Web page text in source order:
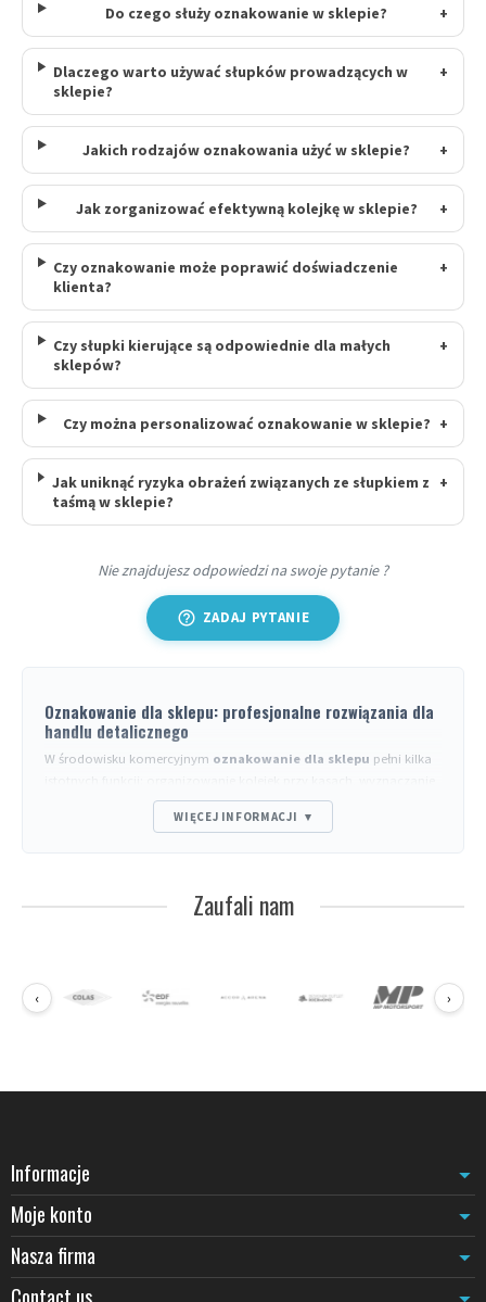
Do czego służy oznakowanie w sklepie? +
Dlaczego warto używać słupków prowadzących w
sklepie?
+
Jakich rodzajów oznakowania użyć w sklepie? +
Jak zorganizować efektywną kolejkę w sklepie? +
Czy oznakowanie może poprawić doświadczenie
klienta?
+
Czy słupki kierujące są odpowiednie dla małych
sklepów?
+
Czy można personalizować oznakowanie w sklepie? +
Jak uniknąć ryzyka obrażeń związanych ze słupkiem z
taśmą w sklepie?
+
Nie znajdujesz odpowiedzi na swoje pytanie ?
help_outline ZADAJ PYTANIE
Oznakowanie dla sklepu: profesjonalne rozwiązania dla
handlu detalicznego
W środowisku komercyjnym oznakowanie dla sklepu pełni kilka
stref w trakcie reorganizacji, zabezpieczanie obszarów
magazynowych dostępnych dla publiczności, czy też kierowanie
kolejkami w okresach dużego natężenia ruchu. Ich płaska podstawa
Wyznaczanie stref roboczych i obszarów o ograniczonym
dostępie
Podczas reorganizacji, prac konserwacyjnych lub uzupełniania
asortymentu w sklepie,
nierdzewna szczotkowana) z taśmami 300, 370 lub 500 cm
WIĘCEJ INFORMACJI ▾
Zaufali nam
‹ ›
Informacje
Moje konto
Nasza firma